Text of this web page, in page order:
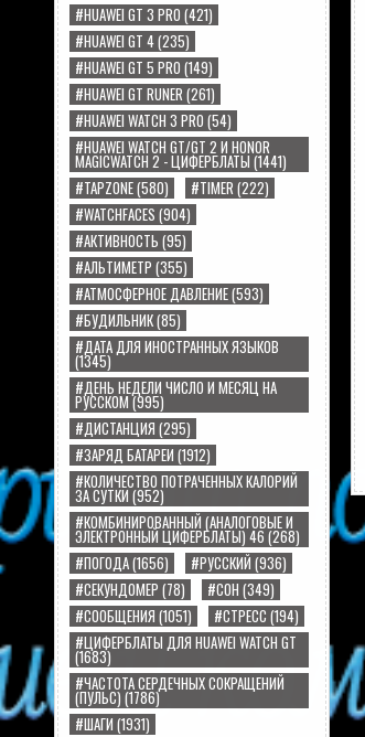
#HUAWEI GT 3 PRO (421)
#HUAWEI GT 4(235)
#HUAWEI GT 5 PRO (149)
#HUAWEI GT RUNER (261)
#HUAWEI WATCH 3 PRO (54)
#HUAWEI WATCH GT/GT 2 И HONOR
MAGICWATCH 2 - ЦИФЕРБЛАТЫ(1441)
#TAPZONE(580) #TIMER (222)
#WATCHFACES (904)
#АКТИВНОСТЬ (95)
#АЛЬТИМЕТР (355)
#АТМОСФЕРНОЕ ДАВЛЕНИЕ(593)
#БУДИЛЬНИК(85)
#ДАТА ДЛЯ ИНОСТРАННЫХ ЯЗЫКОВ
(1345)
#ДЕНЬ НЕДЕЛИ ЧИСЛО И МЕСЯЦ НА
РУССКОМ(995)
#ДИСТАНЦИЯ (295)
#ЗАРЯД БАТАРЕИ (1912)
#КОЛИЧЕСТВО ПОТРАЧЕННЫХ КАЛОРИЙ
ЗА СУТКИ(952)
#КОМБИНИРОВАННЫЙ (АНАЛОГОВЫЕ И
ЭЛЕКТРОННЫЙ ЦИФЕРБЛАТЫ) 46(268)
#ПОГОДА(1656) #РУССКИЙ (936)
#СЕКУНДОМЕР (78) #СОН (349)
#СООБЩЕНИЯ (1051) #СТРЕСС (194)
#ЦИФЕРБЛАТЫ ДЛЯ HUAWEI WATCH GT
(1683)
#ЧАСТОТА СЕРДЕЧНЫХ СОКРАЩЕНИЙ
(ПУЛЬС)(1786)
#ШАГИ (1931)